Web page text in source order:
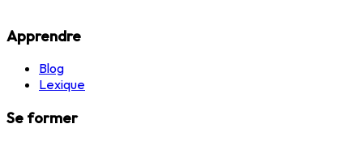
Apprendre
Blog
Lexique
Se former